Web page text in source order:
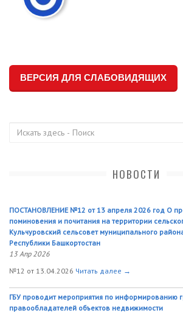
ВЕРСИЯ ДЛЯ СЛАБОВИДЯЩИХ
НОВОСТИ
ПОСТАНОВЛЕНИЕ №12 от 13 апреля 2026 год О
поминовения и почитания на территории
Кульчуровский сельсовет муниципального
Республики Башкортостан
13 Апр 2026
№12 от 13.04.2026 Читать далее →
ГБУ проводит мероприятия по информированию
правообладателей объектов недвижимости